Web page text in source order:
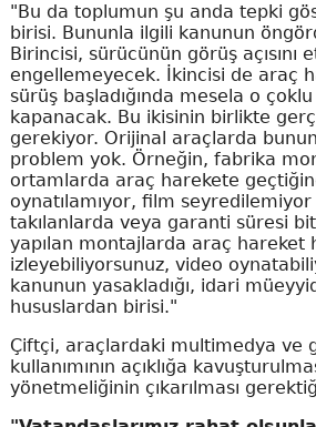
"Bu da toplumun şu anda tepki
birisi. Bununla ilgili kanunun
Birincisi, sürücünün görüş açısını
engellemeyecek. İkincisi de araç
sürüş başladığında mesela o
kapanacak. Bu ikisinin birlikte
gerekiyor. Orijinal araçlarda
problem yok. Örneğin, fabrika
ortamlarda araç harekete
oynatılamıyor, film
takılanlarda veya garanti süresi
yapılan montajlarda araç hareket
izleyebiliyorsunuz, video
kanunun yasakladığı, idari
hususlardan birisi."
Çiftçi, araçlardaki multimedya ve
kullanımının açıklığa
yönetmeliğinin çıkarılması